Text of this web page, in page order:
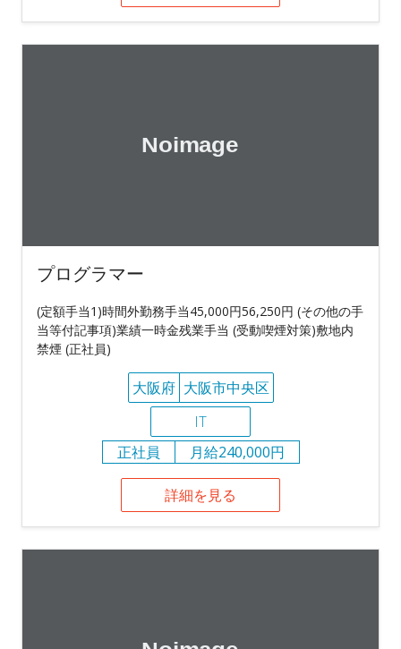
プログラマー
(定額手当1)時間外勤務手当45,000円56,250円 (その他の手
当等付記事項)業績一時金残業手当 (受動喫煙対策)敷地内
禁煙 (正社員)
大阪府 大阪市中央区
IT
正社員
月給240,000円
詳細を見る